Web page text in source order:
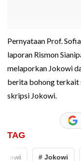
Pernyataan Prof.
laporan Rismon
melaporkan Jokowi
berita bohong terkait
skripsi Jokowi.
TAG
# Jokowi #